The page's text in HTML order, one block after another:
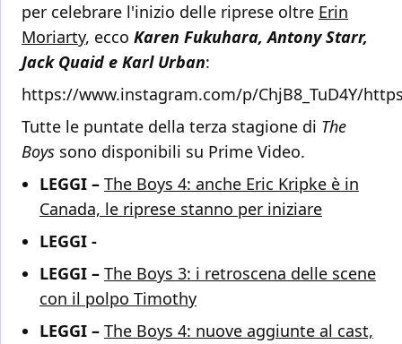
per celebrare l'inizio delle riprese oltre Erin
Moriarty, ecco Karen Fukuhara, Antony Starr,
Jack Quaid e Karl Urban:
https://www.instagram.com/p/ChjB8_TuD4Y/
Tutte le puntate della terza stagione di The
Boys sono disponibili su Prime Video.
LEGGI – The Boys 4: anche Eric Kripke è in
Canada, le riprese stanno per iniziare
LEGGI -
LEGGI – The Boys 3: i retroscena delle scene
con il polpo Timothy
LEGGI – The Boys 4: nuove aggiunte al cast,